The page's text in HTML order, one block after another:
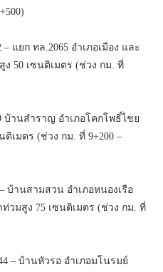
แยก ทล.2065 อำเภอเมือง และ
50 เซนติเมตร (ช่วง กม. ที่
บ้านสำราญ อำเภอโคกโพธิ์ไชย
เมตร (ช่วง กม. ที่ 9+200 –
บ้านสามสวน อำเภอหนองเรือ
มสูง 75 เซนติเมตร (ช่วง กม. ที่
– บ้านหัวรอ อำเภอมโนรมย์